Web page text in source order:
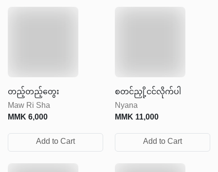
တည့်တည့်တွေး
Maw Ri Sha
MMK6,000
Add to Cart
စတင်ညှို့ငင်လိုက်ပါ
Nyana
MMK11,000
Add to Cart